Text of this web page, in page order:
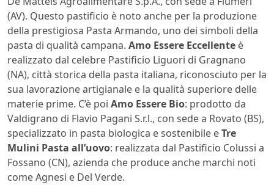
(AV). Questo pastificio è noto anche per la produzione
della prestigiosa Pasta Armando, uno dei simboli della
pasta di qualità campana. Amo Essere Eccellente è
realizzato dal celebre Pastificio Liguori di Gragnano
(NA), città storica della pasta italiana, riconosciuto per la
sua lavorazione artigianale e la qualità superiore delle
materie prime. C’è poi Amo Essere Bio: prodotto da
Valdigrano di Flavio Pagani S.r.l., con sede a Rovato (BS),
specializzato in pasta biologica e sostenibile eTre
Mulini Pasta all’uovo: realizzata dal Pastificio Colussi a
Fossano (CN), azienda che produce anche marchi noti
come Agnesi e Del Verde.